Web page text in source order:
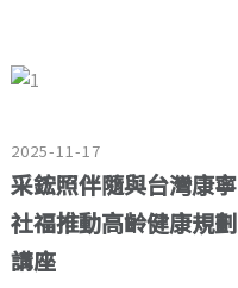
2025-11-17
采鋐照伴隨與台灣康寧
社福推動高齡健康規劃
講座